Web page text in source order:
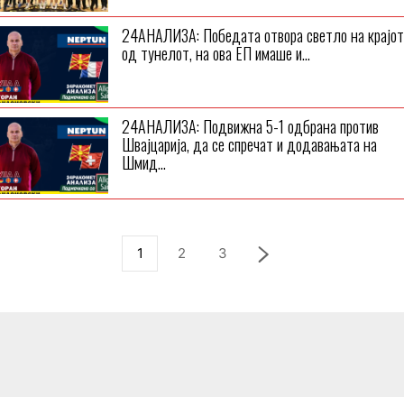
24АНАЛИЗА: Победата отвора светло на крајот
од тунелот, на ова ЕП имаше и...
24АНАЛИЗА: Подвижна 5-1 одбрана против
Швајцарија, да се спречат и додавањата на
Шмид...
1 2 3